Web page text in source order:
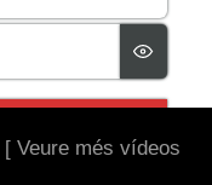
[ Veure més vídeos